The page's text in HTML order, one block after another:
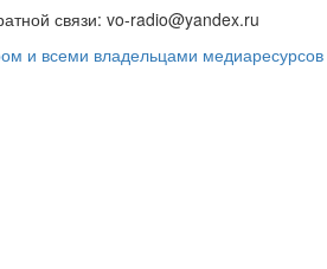
связи: vo-radio@yandex.ru
и всеми владельцами медиаресурсов